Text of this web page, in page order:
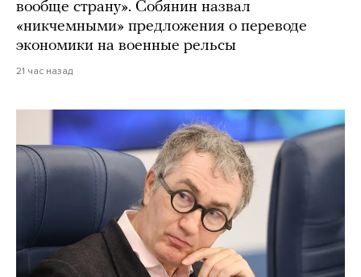
вообще страну». Собянин назвал
«никчемными» предложения о переводе
экономики на военные рельсы
21 час назад